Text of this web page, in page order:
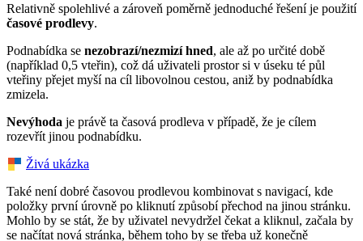
Relativně spolehlivé a zároveň poměrně jednoduché řešení je použití
časové prodlevy.
Podnabídka se nezobrazí/nezmizí hned, ale až po určité době
(například 0,5 vteřin), což dá uživateli prostor si v úseku té půl
vteřiny přejet myší na cíl libovolnou cestou, aniž by podnabídka
zmizela.
Nevýhoda je právě ta časová prodleva v případě, že je cílem
rozevřít jinou podnabídku.
Živá ukázka
Také není dobré časovou prodlevou kombinovat s navigací, kde
položky první úrovně po kliknutí způsobí přechod na jinou stránku.
Mohlo by se stát, že by uživatel nevydržel čekat a kliknul, začala by
se načítat nová stránka, během toho by se třeba už konečně